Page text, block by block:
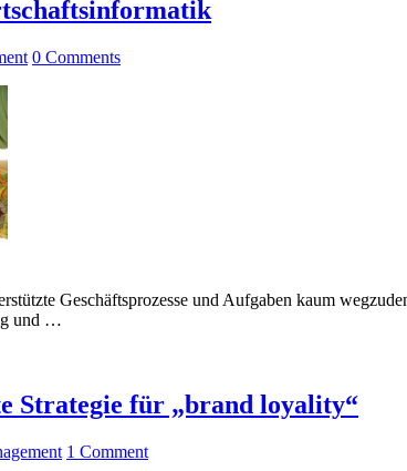
0 Comments
Geschäftsprozesse und Aufgaben kaum
und …
Strategie für „brand loyality“
1 Comment